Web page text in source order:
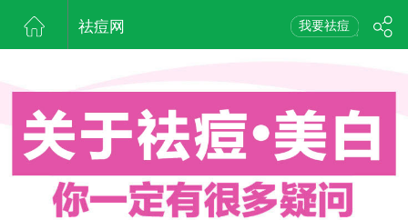
祛痘网 我要祛痘